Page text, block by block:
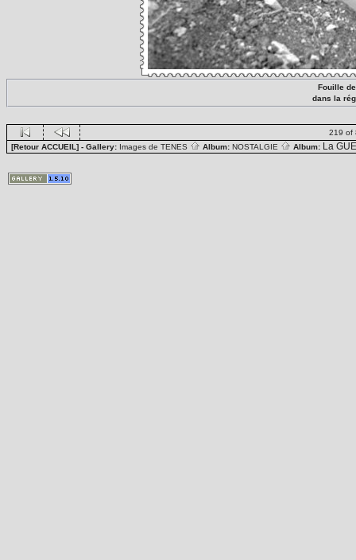
Fouille
dans la
219 of
[Retour ACCUEIL] - Gallery: Images de TENES Album: NOSTALGIE Album: La